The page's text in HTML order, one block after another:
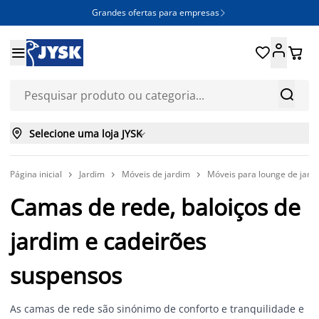
Grandes ofertas para empresas 


 
 Selecione uma loja JYSK
Página inicial  Jardim  Móveis de jardim  Móveis para lounge de
Camas de rede, baloiços de
jardim e cadeirões
suspensos
As camas de rede são sinónimo de conforto e tranquilidade e